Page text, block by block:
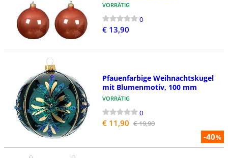
VORRÄTIG
0
€ 13,90
-40%
Pfauenfarbige Weihnachtskugel
mit Blumenmotiv, 100 mm
VORRÄTIG
0
€ 11,90 € 19,90